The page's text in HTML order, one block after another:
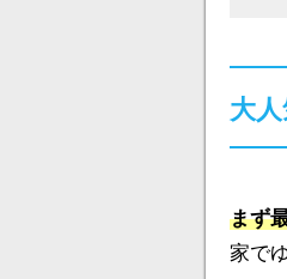
大
まず
家で